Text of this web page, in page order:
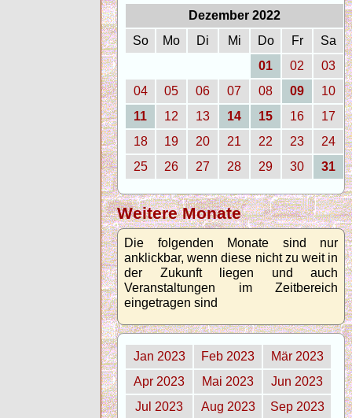
Dezember 2022
So
Mo Di Mi Do Fr
Sa
01
02
03
04
05 06 07 08 09
10
11
12 13 14 15 16
17
18
19 20 21 22 23
24
25
26 27 28 29 30 31
Weitere Monate
Die folgenden Monate sind nur
anklickbar, wenn diese nicht zu weit in
der Zukunft liegen und auch
Veranstaltungen im Zeitbereich
eingetragen sind
Jan 2023 Feb 2023
Mär 2023
Apr 2023
Mai 2023
Jun 2023
Jul 2023
Aug 2023
Sep 2023